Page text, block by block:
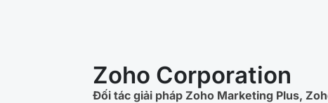
Zoho Corporation
Đối tác giải pháp Zoho Marketing Plus,